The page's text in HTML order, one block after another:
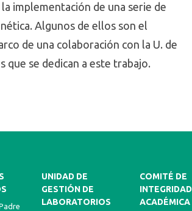
implementación de una serie de
Algunos de ellos son el
de una colaboración con la U. de
que se dedican a este trabajo.
UNIDAD DE
GESTIÓN DE
LABORATORIOS
COMITÉ DE
INTEGRIDAD
ACADÉMICA